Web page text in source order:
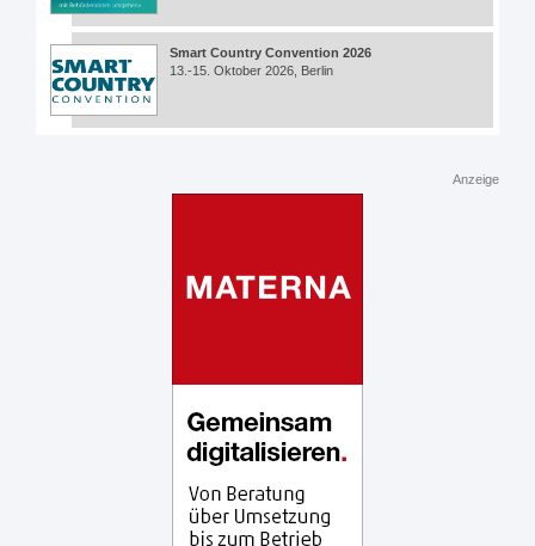
Smart Country Convention 2026
13.-15. Oktober 2026, Berlin
Anzeige